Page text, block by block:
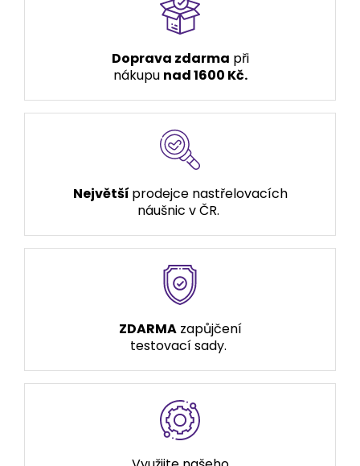
Doprava zdarma při
nákupu nad 1600 Kč.
Největší prodejce nastřelovacích
náušnic v ČR.
ZDARMAzapůjčení
testovací sady.